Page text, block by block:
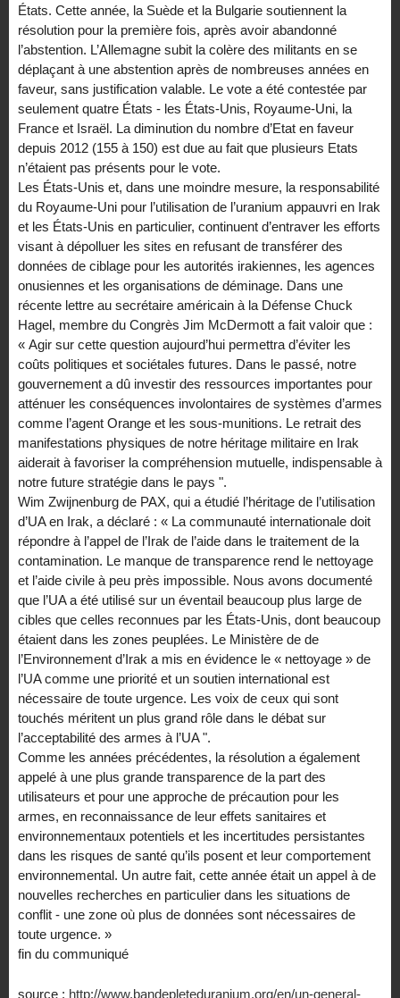
États. Cette année, la Suède et la Bulgarie soutiennent la
résolution pour la première fois, après avoir abandonné
l’abstention. L’Allemagne subit la colère des militants en se
déplaçant à une abstention après de nombreuses années en
faveur, sans justification valable. Le vote a été contestée par
seulement quatre États - les États-Unis, Royaume-Uni, la
France et Israël. La diminution du nombre d’Etat en faveur
depuis 2012 (155 à 150) est due au fait que plusieurs Etats
n’étaient pas présents pour le vote.
Les États-Unis et, dans une moindre mesure, la responsabilité
du Royaume-Uni pour l’utilisation de l’uranium appauvri en Irak
et les États-Unis en particulier, continuent d’entraver les efforts
visant à dépolluer les sites en refusant de transférer des
données de ciblage pour les autorités irakiennes, les agences
onusiennes et les organisations de déminage. Dans une
récente lettre au secrétaire américain à la Défense Chuck
Hagel, membre du Congrès Jim McDermott a fait valoir que :
« Agir sur cette question aujourd’hui permettra d’éviter les
coûts politiques et sociétales futures. Dans le passé, notre
gouvernement a dû investir des ressources importantes pour
atténuer les conséquences involontaires de systèmes d’armes
comme l’agent Orange et les sous-munitions. Le retrait des
manifestations physiques de notre héritage militaire en Irak
aiderait à favoriser la compréhension mutuelle, indispensable à
notre future stratégie dans le pays ".
Wim Zwijnenburg de PAX, qui a étudié l’héritage de l’utilisation
d’UA en Irak, a déclaré : « La communauté internationale doit
répondre à l’appel de l’Irak de l’aide dans le traitement de la
contamination. Le manque de transparence rend le nettoyage
et l’aide civile à peu près impossible. Nous avons documenté
que l’UA a été utilisé sur un éventail beaucoup plus large de
cibles que celles reconnues par les États-Unis, dont beaucoup
étaient dans les zones peuplées. Le Ministère de de
l’Environnement d’Irak a mis en évidence le « nettoyage » de
l’UA comme une priorité et un soutien international est
nécessaire de toute urgence. Les voix de ceux qui sont
touchés méritent un plus grand rôle dans le débat sur
l’acceptabilité des armes à l’UA ".
Comme les années précédentes, la résolution a également
appelé à une plus grande transparence de la part des
utilisateurs et pour une approche de précaution pour les
armes, en reconnaissance de leur effets sanitaires et
environnementaux potentiels et les incertitudes persistantes
dans les risques de santé qu’ils posent et leur comportement
environnemental. Un autre fait, cette année était un appel à de
nouvelles recherches en particulier dans les situations de
conflit - une zone où plus de données sont nécessaires de
toute urgence. »
fin du communiqué
source : http://www.bandepleteduranium.org/en/un-general-